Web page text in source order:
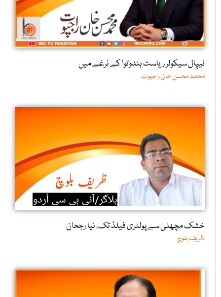
نیپال سیکولر ریاست ہندوتوا کے نرغے میں
محمد محسن خان راجپوت
خشک مچھلی سے پولٹری فیلڈ تک، نیا رجحان
ظریف بلوچ